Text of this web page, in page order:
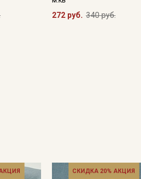
272 руб. 340 руб.
СКИДКА 20% АКЦИЯ